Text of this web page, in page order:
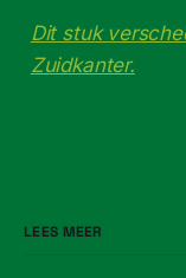
Dit stuk
Zuidkanter.
LEES MEER